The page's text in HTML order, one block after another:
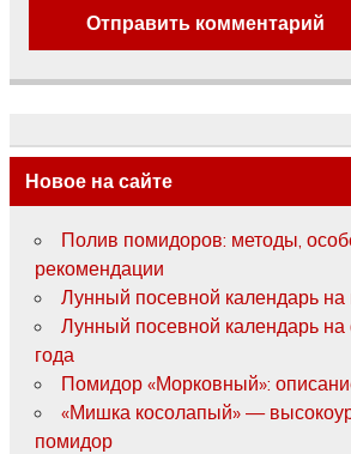
Новое на сайте
Полив помидоров: методы,
рекомендации
Лунный посевной календарь
Лунный посевной календарь
года
Помидор «Морковный»:
«Мишка косолапый» —
помидор